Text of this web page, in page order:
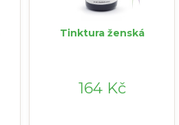
Tinktura ženská
164 Kč